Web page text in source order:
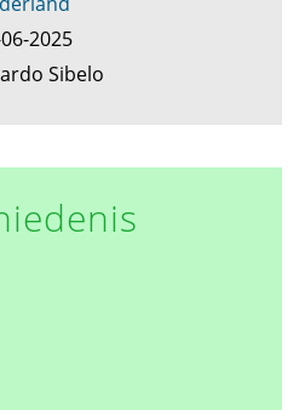
2025
Sibelo